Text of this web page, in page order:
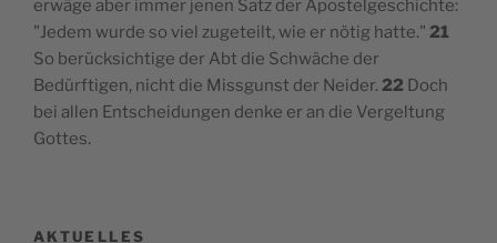
erwäge aber immer jenen Satz der Apostelgeschichte:
"Jedem wurde so viel zugeteilt, wie er nötig hatte." 21
So berücksichtige der Abt die Schwäche der
Bedürftigen, nicht die Missgunst der Neider. 22 Doch
bei allen Entscheidungen denke er an die Vergeltung
Gottes.
AKTUELLES